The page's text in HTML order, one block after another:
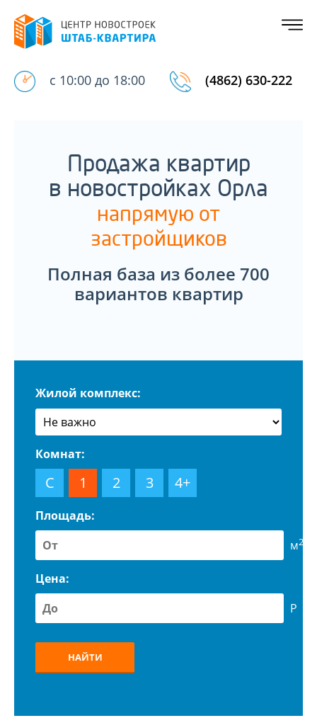
с 10:00 до 18:00 (4862) 630-222
Продажа квартир
в новостройках Орла
напрямую от
застройщиков
Полная база из более 700
вариантов квартир
Жилой комплекс:
Комнат:
С 1 2 3 4+
Площадь:
м2
Цена:
Р
НАЙТИ